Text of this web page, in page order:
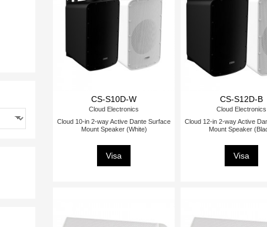
CS-S10D-W
Cloud Electronics
Cloud 10-in 2-way Active Dante Surface
Mount Speaker (White)
Visa
CS-S12D-B
Cloud Electronics
Cloud 12-in 2-way Active
Mount Speaker
Visa